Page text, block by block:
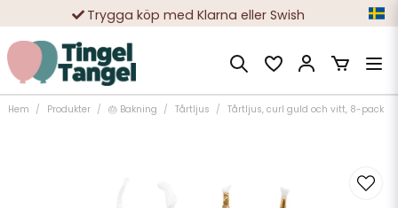
Trygga köp med Klarna eller Swish
10 000-tals nöjda kunder
Hem Produkter 🎂 Bakning Tårtljus Tårtljus, curl guld och vitt, 8-pack